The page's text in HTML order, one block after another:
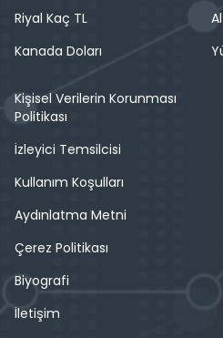
Riyal Kaç TL
Kanada Doları
Kişisel Verilerin Korunması
Politikası
İzleyici Temsilcisi
Kullanım Koşulları
Aydınlatma Metni
Çerez Politikası
Biyografi
İletişim